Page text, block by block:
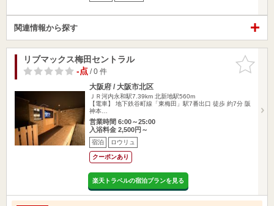
関連情報から探す
お気に入
りに追加
リブマックス梅田セントラル
-点/ 0 件
大阪府 / 大阪市北区
ＪＲ河内永和駅7.39km 北新地駅560m
【電車】 地下鉄谷町線「東梅田」駅7番出口 徒歩 約7分 阪
神本…
営業時間 6:00～25:00
入浴料金 2,500円～
宿泊 ロウリュ
クーポンあり
楽天トラベルの宿泊プランを見る